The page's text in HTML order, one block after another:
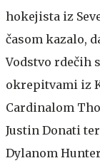
hokejista iz
časom kazalo,
Vodstvo rdečih
okrepitvami iz
Cardinalom
Justin Donati
Dylanom